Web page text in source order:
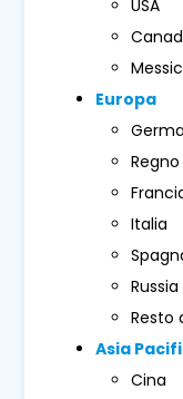
USA
Europa
Italia
Russia
Resto
Asia
Cina